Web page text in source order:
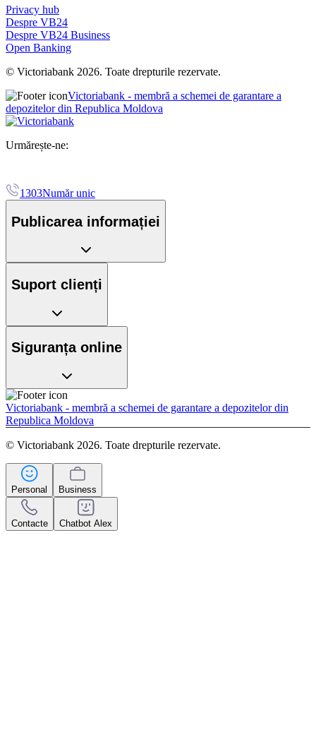
Privacy hub
Despre VB24
Despre VB24 Business
Open Banking
© Victoriabank 2026. Toate drepturile rezervate.
Victoriabank - membră a schemei de garantare a
depozitelor din Republica Moldova
Urmărește-ne:
1303Număr unic
Publicarea informației
Suport clienți
Siguranța online
Victoriabank - membră a schemei de garantare a depozitelor din
Republica Moldova
© Victoriabank 2026. Toate drepturile rezervate.
Personal Business
Contacte Chatbot Alex